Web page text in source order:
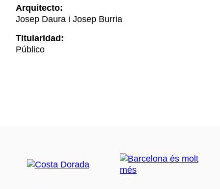
Arquitecto:
Josep Daura i Josep Burria
Titularidad:
Público